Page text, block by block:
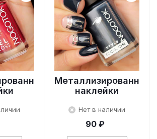
Металлизированные
наклейки
Нет в наличии
90 ₽